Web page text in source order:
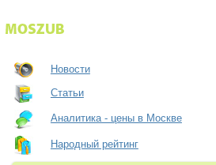
Новости
Статьи
Аналитика - цены в Москве
Народный рейтинг